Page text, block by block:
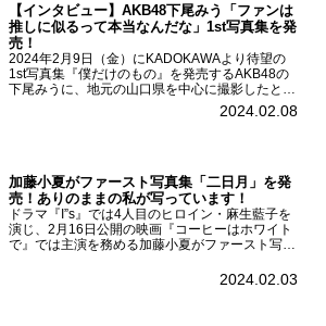
【インタビュー】AKB48下尾みう「ファンは
推しに似るって本当なんだな」1st写真集を発
売！
2024年2月9日（金）にKADOKAWAより待望の
1st写真集『僕だけのもの』を発売するAKB48の
下尾みうに、地元の山口県を中心に撮影したとい
う今回の写真集についてインタビューをお願いし
た。1st写真集『僕だけのもの』を発売する2024.02.08
加藤小夏がファースト写真集「二日月」を発
売！ありのままの私が写っています！
ドラマ『I”s』では4人目のヒロイン・麻生藍子を
演じ、2月16日公開の映画『コーヒーはホワイト
で』では主演を務める加藤小夏がファースト写真
記念イベントをHMV＆BOOKS SHIBUYAで開催
2024.02.03